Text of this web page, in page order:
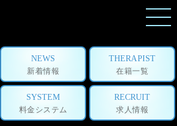
NEWS
新着情報
THERAPIST
在籍一覧
SYSTEM
料金システム
RECRUIT
求人情報